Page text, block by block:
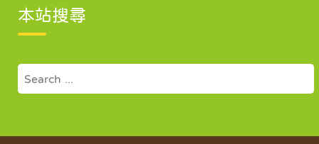
本站搜尋
for: